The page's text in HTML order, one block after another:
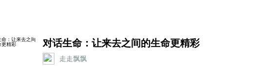
对话生命：让来去之间的生命更精彩
走走飘飘